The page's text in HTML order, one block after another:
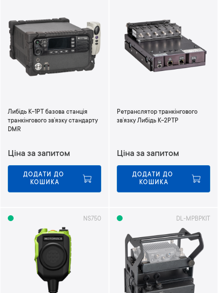
а
т
и
у
п
к
е
н
ш
Либідь К-1РТ базова станція
транкінгового зв’язку стандарту
DMR
Ціна за запитом
ДОДАТИ ДО
КОШИКА
Ретранслятор транкінгового
зв’язку Либідь К-2РТP
Ціна за запитом
ДОДАТИ ДО
КОШИКА
NS750 DL-MPBPKIT